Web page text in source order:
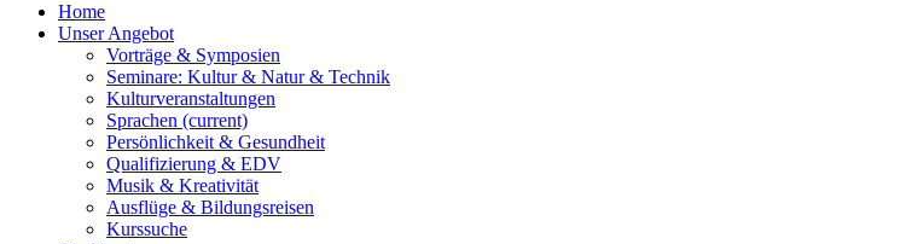
Home
Unser Angebot
Vorträge & Symposien
Seminare: Kultur & Natur & Technik
Kulturveranstaltungen
Sprachen (current)
Persönlichkeit & Gesundheit
Qualifizierung & EDV
Musik & Kreativität
Ausflüge & Bildungsreisen
Kurssuche